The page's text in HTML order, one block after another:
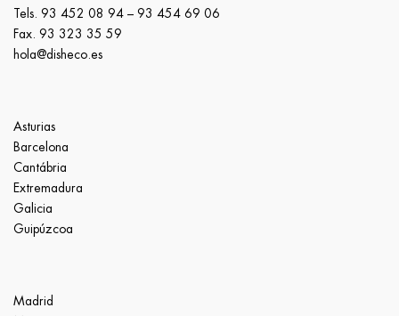
Tels. 93 452 08 94 – 93 454 69 06
Fax. 93 323 35 59
hola@disheco.es
Asturias
Barcelona
Cantábria
Extremadura
Galicia
Guipúzcoa
Madrid